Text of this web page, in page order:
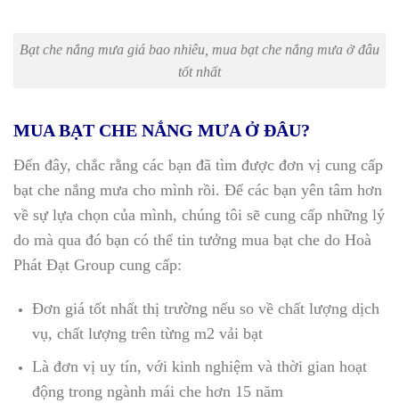
Bạt che nắng mưa giá bao nhiêu, mua bạt che nắng mưa ở đâu
tốt nhất
MUA BẠT CHE NẮNG MƯA Ở ĐÂU?
Đến đây, chắc rằng các bạn đã tìm được đơn vị cung cấp
bạt che nắng mưa cho mình rồi. Để các bạn yên tâm hơn
về sự lựa chọn của mình, chúng tôi sẽ cung cấp những lý
do mà qua đó bạn có thể tin tưởng mua bạt che do Hoà
Phát Đạt Group cung cấp:
Đơn giá tốt nhất thị trường nếu so về chất lượng dịch
vụ, chất lượng trên từng m2 vải bạt
Là đơn vị uy tín, với kinh nghiệm và thời gian hoạt
động trong ngành mái che hơn 15 năm